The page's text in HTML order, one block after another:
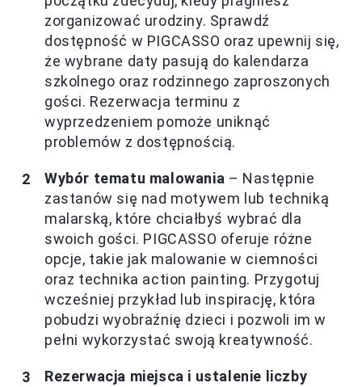
zorganizować urodziny. Sprawdź
dostępność w PIGCASSO oraz upewnij się,
że wybrane daty pasują do kalendarza
szkolnego oraz rodzinnego zaproszonych
gości. Rezerwacja terminu z
wyprzedzeniem pomoże uniknąć
problemów z dostępnością.
Wybór tematu malowania – Następnie
zastanów się nad motywem lub techniką
malarską, które chciałbyś wybrać dla
swoich gości. PIGCASSO oferuje różne
opcje, takie jak malowanie w ciemności
oraz technika action painting. Przygotuj
wcześniej przykład lub inspirację, która
pobudzi wyobraźnię dzieci i pozwoli im w
pełni wykorzystać swoją kreatywność.
Rezerwacja miejsca i ustalenie liczby